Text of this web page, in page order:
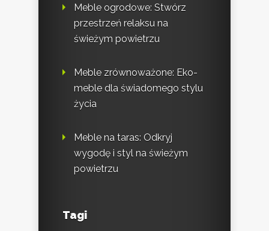
Meble ogrodowe: Stwórz
przestrzeń relaksu na
świeżym powietrzu
Meble zrównoważone: Eko-
meble dla świadomego stylu
życia
Meble na taras: Odkryj
wygodę i styl na świeżym
powietrzu
Tagi